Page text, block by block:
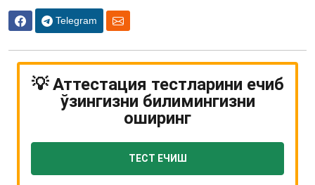
Telegram
💡 Аттестация тестларини ечиб
ўзингизни билимингизни
оширинг
ТЕСТ ЕЧИШ